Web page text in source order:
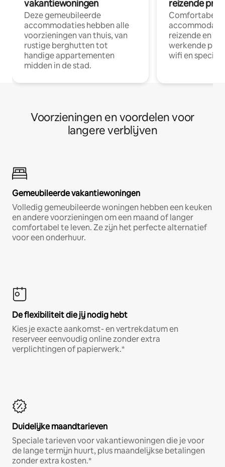
vakantiewoningen
Deze gemeubileerde
accommodaties hebben alle
voorzieningen van thuis, van
rustige berghutten tot
handige appartementen
midden in de stad.
reizende
Comfortabele
reizende en
werkende
wifi en
Voorzieningen en voordelen voor
langere verblijven
Gemeubileerde vakantiewoningen
Volledig gemeubileerde woningen hebben een keuken
en andere voorzieningen om een maand of langer
comfortabel te leven. Ze zijn het perfecte alternatief
voor een onderhuur.
De flexibiliteit die jij nodig hebt
Kies je exacte aankomst- en vertrekdatum en
reserveer eenvoudig online zonder extra
verplichtingen of papierwerk.*
Duidelijke maandtarieven
Speciale tarieven voor vakantiewoningen die je voor
de lange termijn huurt, plus maandelijkse betalingen
zonder extra kosten.*